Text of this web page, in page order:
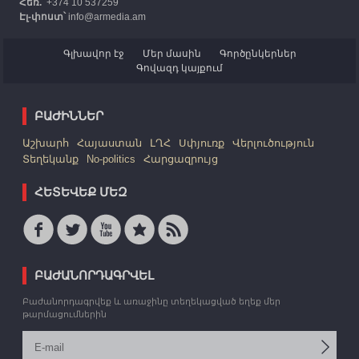
Հեռ.՝+374 10 537259
Էլ-փոստ՝info@armedia.am
Գլխավոր էջ Մեր մասին
Գործընկերներ
Գովազդ կայքում
ԲԱԺԻՆՆԵՐ
Աշխարհ Հայաստան ԼՂՀ Սփյուռք
Վերլուծություն
Տեղեկանք
No-politics Հարցազրույց
ՀԵՏԵՎԵՔ ՄԵԶ
ԲԱԺԱՆՈՐԴԱԳՐՎԵԼ
Բաժանորդագրվեք և առաջինը տեղեկացված եղեք մեր
թարմացումներին